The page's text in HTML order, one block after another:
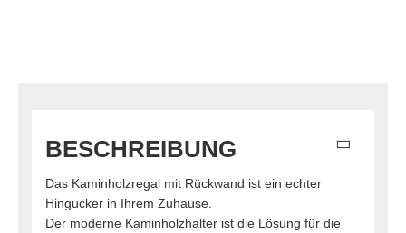
BESCHREIBUNG
Das Kaminholzregal mit Rückwand ist ein echter
Hingucker in Ihrem Zuhause.
Der moderne Kaminholzhalter ist die Lösung für die